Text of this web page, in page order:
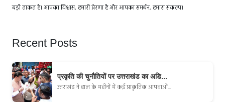
बड़ी ताकत है। आपका विश्वास, हमारी प्रेरणा है और आपका समर्थन, हमारा संकल्प।
Recent Posts
प्रकृति की चुनौतियों पर उत्तराखंड का अडि...
उत्तराखंड ने हाल के महीनों में कई प्राकृतिक आपदाओं...